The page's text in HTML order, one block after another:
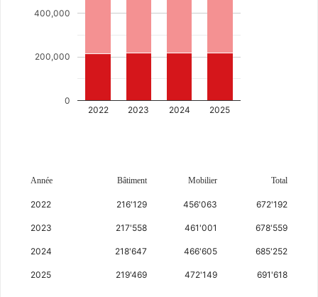
2022 2023 2024 2025
0
200,000
400,000
Année Bâtiment Mobilier Total
2022 216'129 456'063 672'192
2023 217'558 461'001 678'559
2024 218'647 466'605 685'252
2025 219'469 472'149 691'618